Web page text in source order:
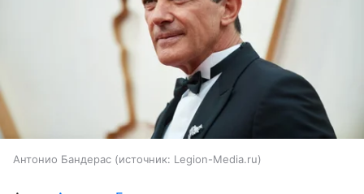
Антонио Бандерас источник: Legion-Media.ru